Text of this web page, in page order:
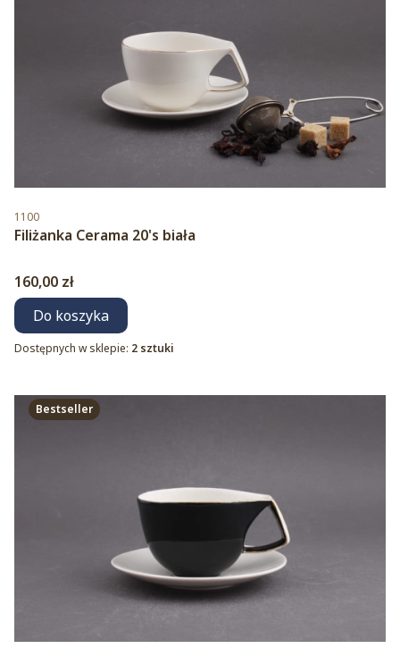
Kod produktu
1100
Filiżanka Cerama 20's biała
Cena
160,00 zł
Do koszyka
Dostępnych w sklepie: 2 sztuki
Bestseller